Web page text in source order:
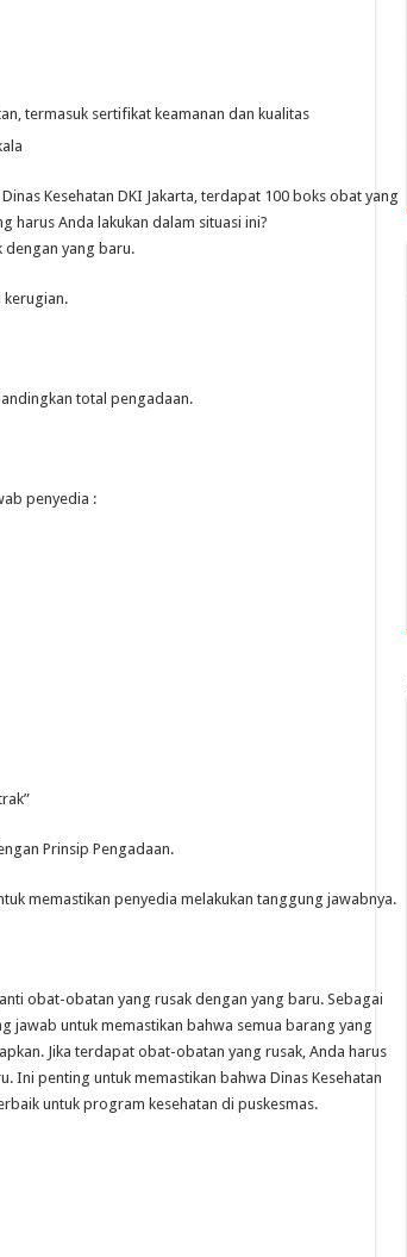
termasuk sertifikat keamanan dan kualitas
Kesehatan DKI Jakarta, terdapat 100 boks obat yang
harus Anda lakukan dalam situasi ini?
dengan yang baru.
kerugian.
total pengadaan.
penyedia :
Prinsip Pengadaan.
memastikan penyedia melakukan tanggung jawabnya.
obat-obatan yang rusak dengan yang baru. Sebagai
jawab untuk memastikan bahwa semua barang yang
Jika terdapat obat-obatan yang rusak, Anda harus
Ini penting untuk memastikan bahwa Dinas Kesehatan
untuk program kesehatan di puskesmas.